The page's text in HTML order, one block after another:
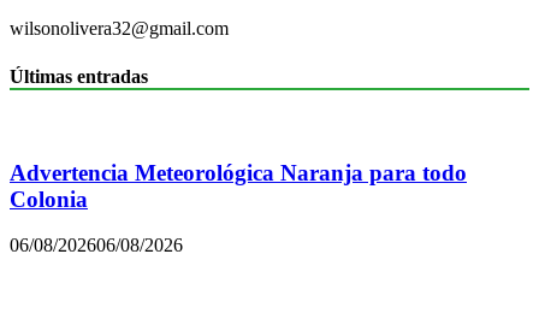
wilsonolivera32@gmail.com
Últimas entradas
Advertencia Meteorológica Naranja para todo
Colonia
06/08/202606/08/2026